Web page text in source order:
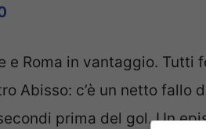
e Roma in vantaggio. Tutti
Abisso: c’è un netto fallo
prima del gol. Un